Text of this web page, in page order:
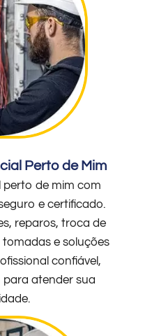
Perto de Mim
perto de mim com
e certificado.
reparos, troca de
e soluções
confiável,
atender sua